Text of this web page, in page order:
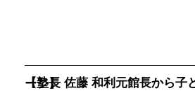
【塾長 佐藤 和利元館長から子ども達へのメッセージ】